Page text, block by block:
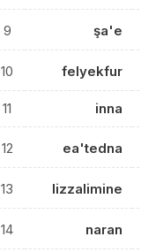
9 şa'e
10 felyekfur
11 inna
12 ea'tedna
13 lizzalimine
14 naran